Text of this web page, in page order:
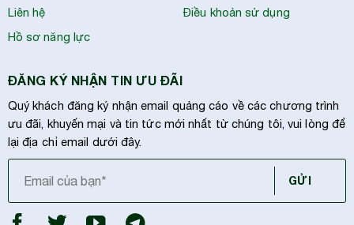
Liên hệ
Hồ sơ năng lực
Điều khoản sử dụng
ĐĂNG KÝ NHẬN TIN ƯU ĐÃI
Quý khách đăng ký nhận email quảng cáo về các chương trình
ưu đãi, khuyến mại và tin tức mới nhất từ chúng tôi, vui lòng để
lại địa chỉ email dưới đây.